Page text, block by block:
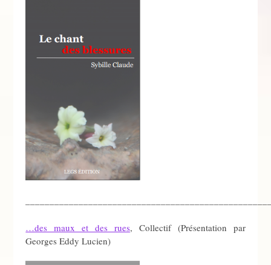
…des maux et des rues, Collectif (Présentation par
Georges Eddy Lucien)